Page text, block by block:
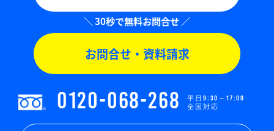
お問合せ・資料請求
0120-068-268
平日9:30～17:00
全国対応